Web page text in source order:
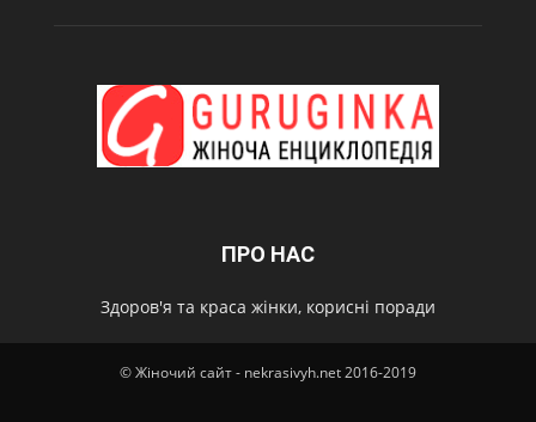
ПРО НАС
Здоров'я та краса жінки, корисні поради
© Жіночий сайт - nekrasivyh.net 2016-2019